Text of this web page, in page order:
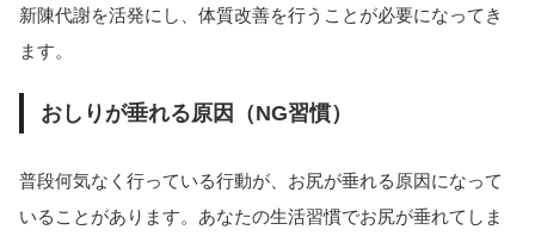
新陳代謝を活発にし、体質改善を行うことが必要になってき
ます。
おしりが垂れる原因（NG習慣）
普段何気なく行っている行動が、お尻が垂れる原因になって
いることがあります。あなたの生活習慣でお尻が垂れてしま